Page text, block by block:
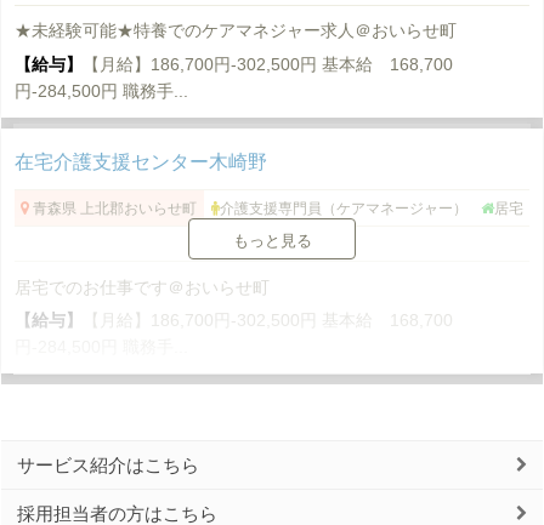
★未経験可能★特養でのケアマネジャー求人＠おいらせ町
【給与】
【月給】186,700円-302,500円 基本給 168,700
円-284,500円 職務手...
在宅介護支援センター木崎野
青森県 上北郡おいらせ町 介護支援専門員（ケアマネージャー） 居宅
常勤
居宅でのお仕事です＠おいらせ町
【給与】
【月給】186,700円-302,500円 基本給 168,700
もっと見る
サービス紹介はこちら
採用担当者の方はこちら